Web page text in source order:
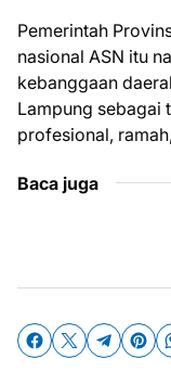
Pemerintah
nasional ASN itu
kebanggaan
Lampung sebagai
profesional,
Baca juga